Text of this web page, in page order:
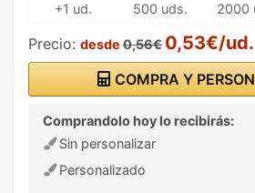
+1 ud. 500 uds. 2000
Precio: desde 0,56€ 0,53€/ud.
COMPRA Y
Comprandolo hoy lo recibirás:
Sin personalizar
Personalizado